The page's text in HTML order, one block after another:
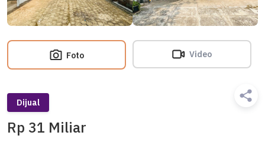
Foto Video
Dijual
Rp 31 Miliar